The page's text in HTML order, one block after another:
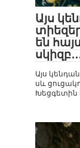
Այս
են
Այս
սև
Խեցգետին